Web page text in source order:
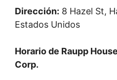
Dirección: 8 Hazel St,
Estados Unidos
Horario de Raupp
Corp.